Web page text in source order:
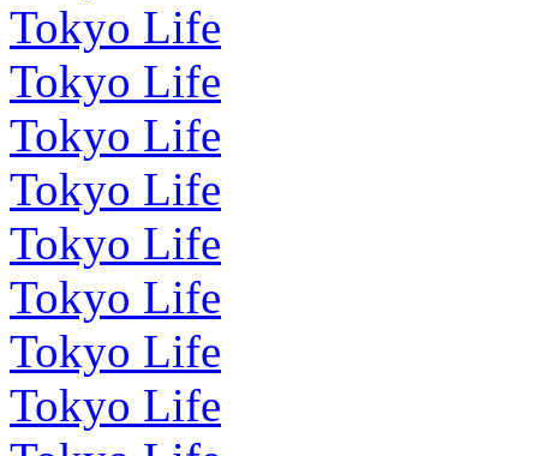
Tokyo Life
Tokyo Life
Tokyo Life
Tokyo Life
Tokyo Life
Tokyo Life
Tokyo Life
Tokyo Life